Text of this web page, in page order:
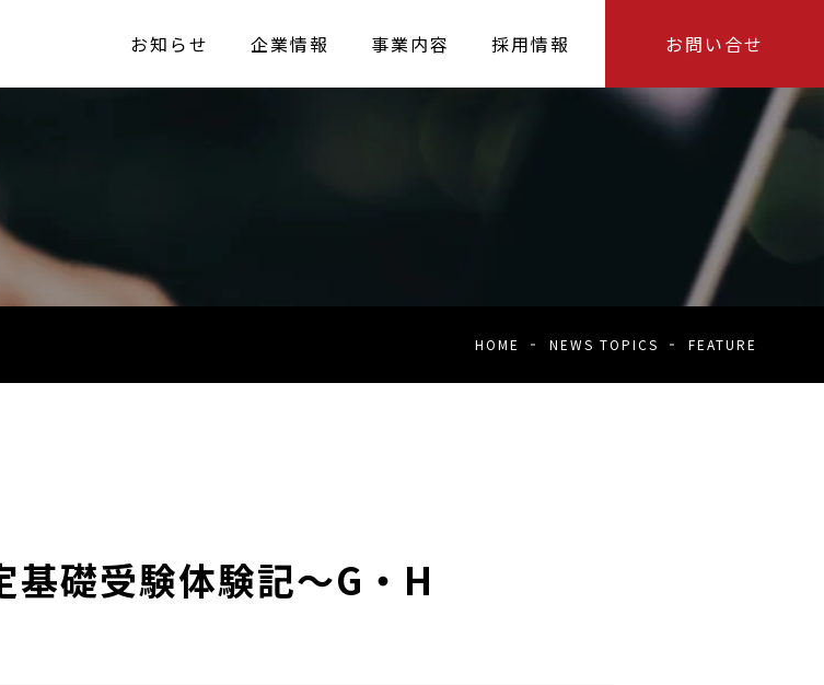
お知らせ 企業情報 事業内容 採用情報 お問い合せ
HOME NEWS TOPICS FEATURE
礎受験体験記～G・H